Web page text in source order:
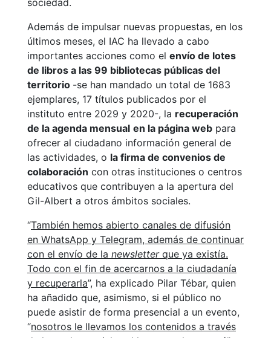
Además de impulsar nuevas propuestas, en los
últimos meses, el IAC ha llevado a cabo
importantes acciones como el envío de lotes
de libros a las 99 bibliotecas públicas del
territorio -se han mandado un total de 1683
ejemplares, 17 títulos publicados por el
instituto entre 2029 y 2020-, la recuperación
de la agenda mensual en la página web para
ofrecer al ciudadano información general de
las actividades, o la firma de convenios de
colaboración con otras instituciones o centros
educativos que contribuyen a la apertura del
Gil-Albert a otros ámbitos sociales.
“También hemos abierto canales de difusión
en WhatsApp y Telegram, además de continuar
con el envío de la newsletterque ya existía.
Todo con el fin de acercarnos a la ciudadanía
y recuperarla”, ha explicado Pilar Tébar, quien
ha añadido que, asimismo, si el público no
puede asistir de forma presencial a un evento,
“nosotros le llevamos los contenidos a través